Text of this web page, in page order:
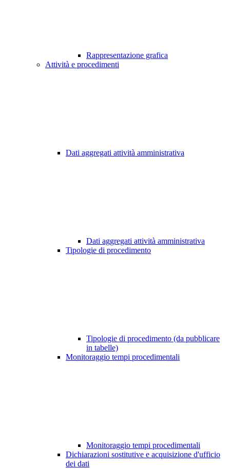
Rappresentazione grafica
Attività e procedimenti
Dati aggregati attività amministrativa
Dati aggregati attività amministrativa
Tipologie di procedimento
Tipologie di procedimento (da pubblicare
in tabelle)
Monitoraggio tempi procedimentali
Monitoraggio tempi procedimentali
Dichiarazioni sostitutive e acquisizione d'ufficio
dei dati